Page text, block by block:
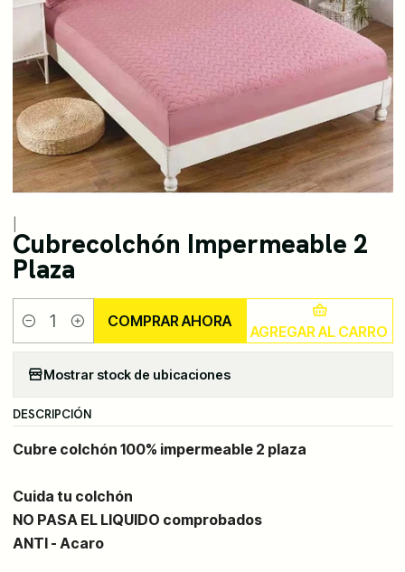
Cubrecolchón Impermeable 2
Plaza
Cantidad AGREGAR AL CARRO
COMPRAR AHORA
Mostrar stock de ubicaciones
DESCRIPCIÓN
Cubre colchón 100% impermeable 2 plaza
Cuida tu colchón
NO PASA EL LIQUIDO comprobados
ANTI - Acaro